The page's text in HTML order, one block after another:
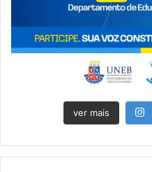
ver mais